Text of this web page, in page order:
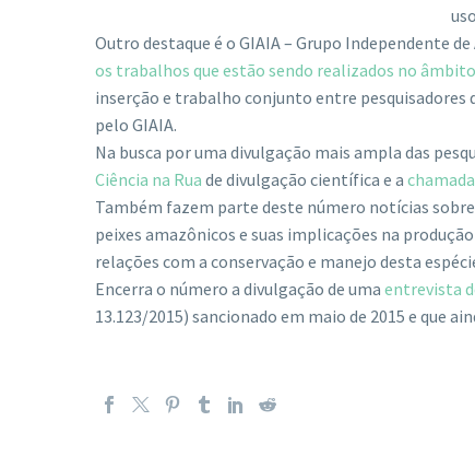
Outro destaque é o GIAIA – Grupo Independente
os trabalhos que estão sendo realizados no
inserção e trabalho conjunto entre pesquisadores
pelo GIAIA.
Na busca por uma divulgação mais ampla das
Ciência na Rua de divulgação científica e a
Também fazem parte deste número notícias
peixes amazônicos e suas implicações na
relações com a conservação e manejo desta
Encerra o número a divulgação de uma entrevista
13.123/2015) sancionado em maio de 2015 e que